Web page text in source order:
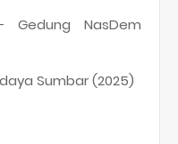
Gedung NasDem
Sumbar (2025)